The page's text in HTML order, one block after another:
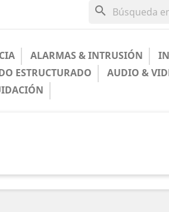
search
ALARMAS & INTRUSIÓN
ESTRUCTURADO
AUDIO &